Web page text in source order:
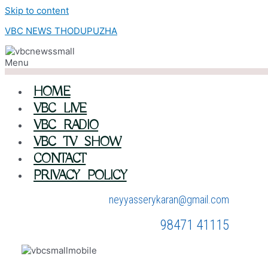
Skip to content
VBC NEWS THODUPUZHA
Menu
HOME
VBC LIVE
VBC RADIO
VBC TV SHOW
CONTACT
PRIVACY POLICY
neyyasserykaran@gmail.com
98471 41115